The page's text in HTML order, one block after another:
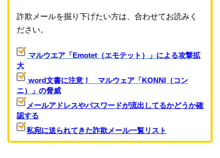
詐欺メールを掘り下げたい方は、合わせてお読みく
ださい。
マルウエア「Emotet（エモテット）」による攻撃拡
大
word文書に注意！ マルウェア「KONNI（コン
ニ）」の脅威
メールアドレスやパスワードが流出してるかどうか確
認する
私宛に送られてきた詐欺メール一覧リスト